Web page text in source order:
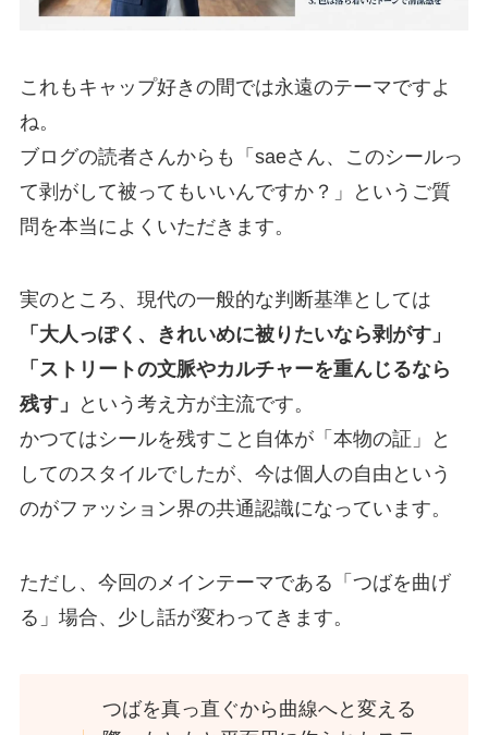
これもキャップ好きの間では永遠のテーマですよ
ね。
ブログの読者さんからも「saeさん、このシールっ
て剥がして被ってもいいんですか？」というご質
問を本当によくいただきます。
実のところ、現代の一般的な判断基準としては
「大人っぽく、きれいめに被りたいなら剥がす」
「ストリートの文脈やカルチャーを重んじるなら
残す」
という考え方が主流です。
かつてはシールを残すこと自体が「本物の証」と
してのスタイルでしたが、今は個人の自由という
のがファッション界の共通認識になっています。
ただし、今回のメインテーマである「つばを曲げ
る」場合、少し話が変わってきます。
つばを真っ直ぐから曲線へと変える